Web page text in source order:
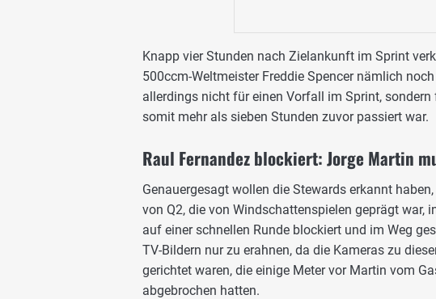
Knapp vier Stunden nach Zielankunft im Sprint
500ccm-Weltmeister Freddie Spencer nämlich
allerdings nicht für einen Vorfall im Sprint,
somit mehr als sieben Stunden zuvor passiert war.
Raul Fernandez blockiert: Jorge Martin
Genauergesagt wollen die Stewards erkannt
von Q2, die von Windschattenspielen geprägt war,
auf einer schnellen Runde blockiert und im Weg
TV-Bildern nur zu erahnen, da die Kameras zu
gerichtet waren, die einige Meter vor Martin vom
abgebrochen hatten.